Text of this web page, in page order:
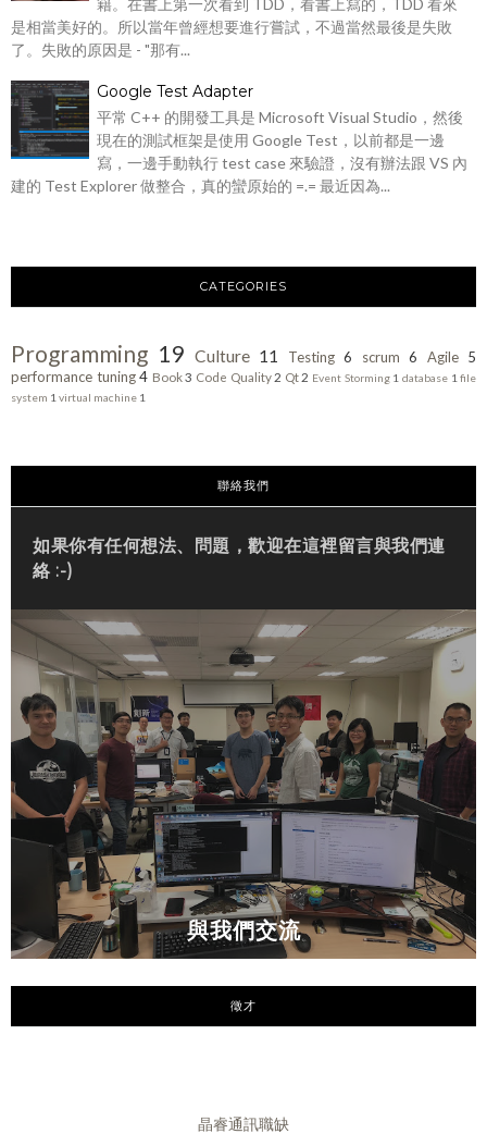
籍。在書上第一次看到 TDD，看書上寫的，TDD 看來
是相當美好的。所以當年曾經想要進行嘗試，不過當然最後是失敗
了。失敗的原因是 - "那有...
Google Test Adapter
平常 C++ 的開發工具是 Microsoft Visual Studio，然後
現在的測試框架是使用 Google Test，以前都是一邊
寫，一邊手動執行 test case 來驗證，沒有辦法跟 VS 內
建的 Test Explorer 做整合，真的蠻原始的 =.= 最近因為...
CATEGORIES
Programming 19 Culture 11 Testing 6 scrum 6 Agile 5
performance tuning 4 Book3 Code Quality 2 Qt 2 Event Storming 1 database 1 file
system 1 virtual machine 1
聯絡我們
與我們交流
如果你有任何想法、問題，歡迎在這裡留言與我們連
絡 :-)
徵才
晶睿通訊職缺